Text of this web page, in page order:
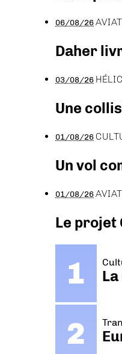
06/08/26
Daher
03/08/26
Une
01/08/26
Un vol
01/08/26
Le projet